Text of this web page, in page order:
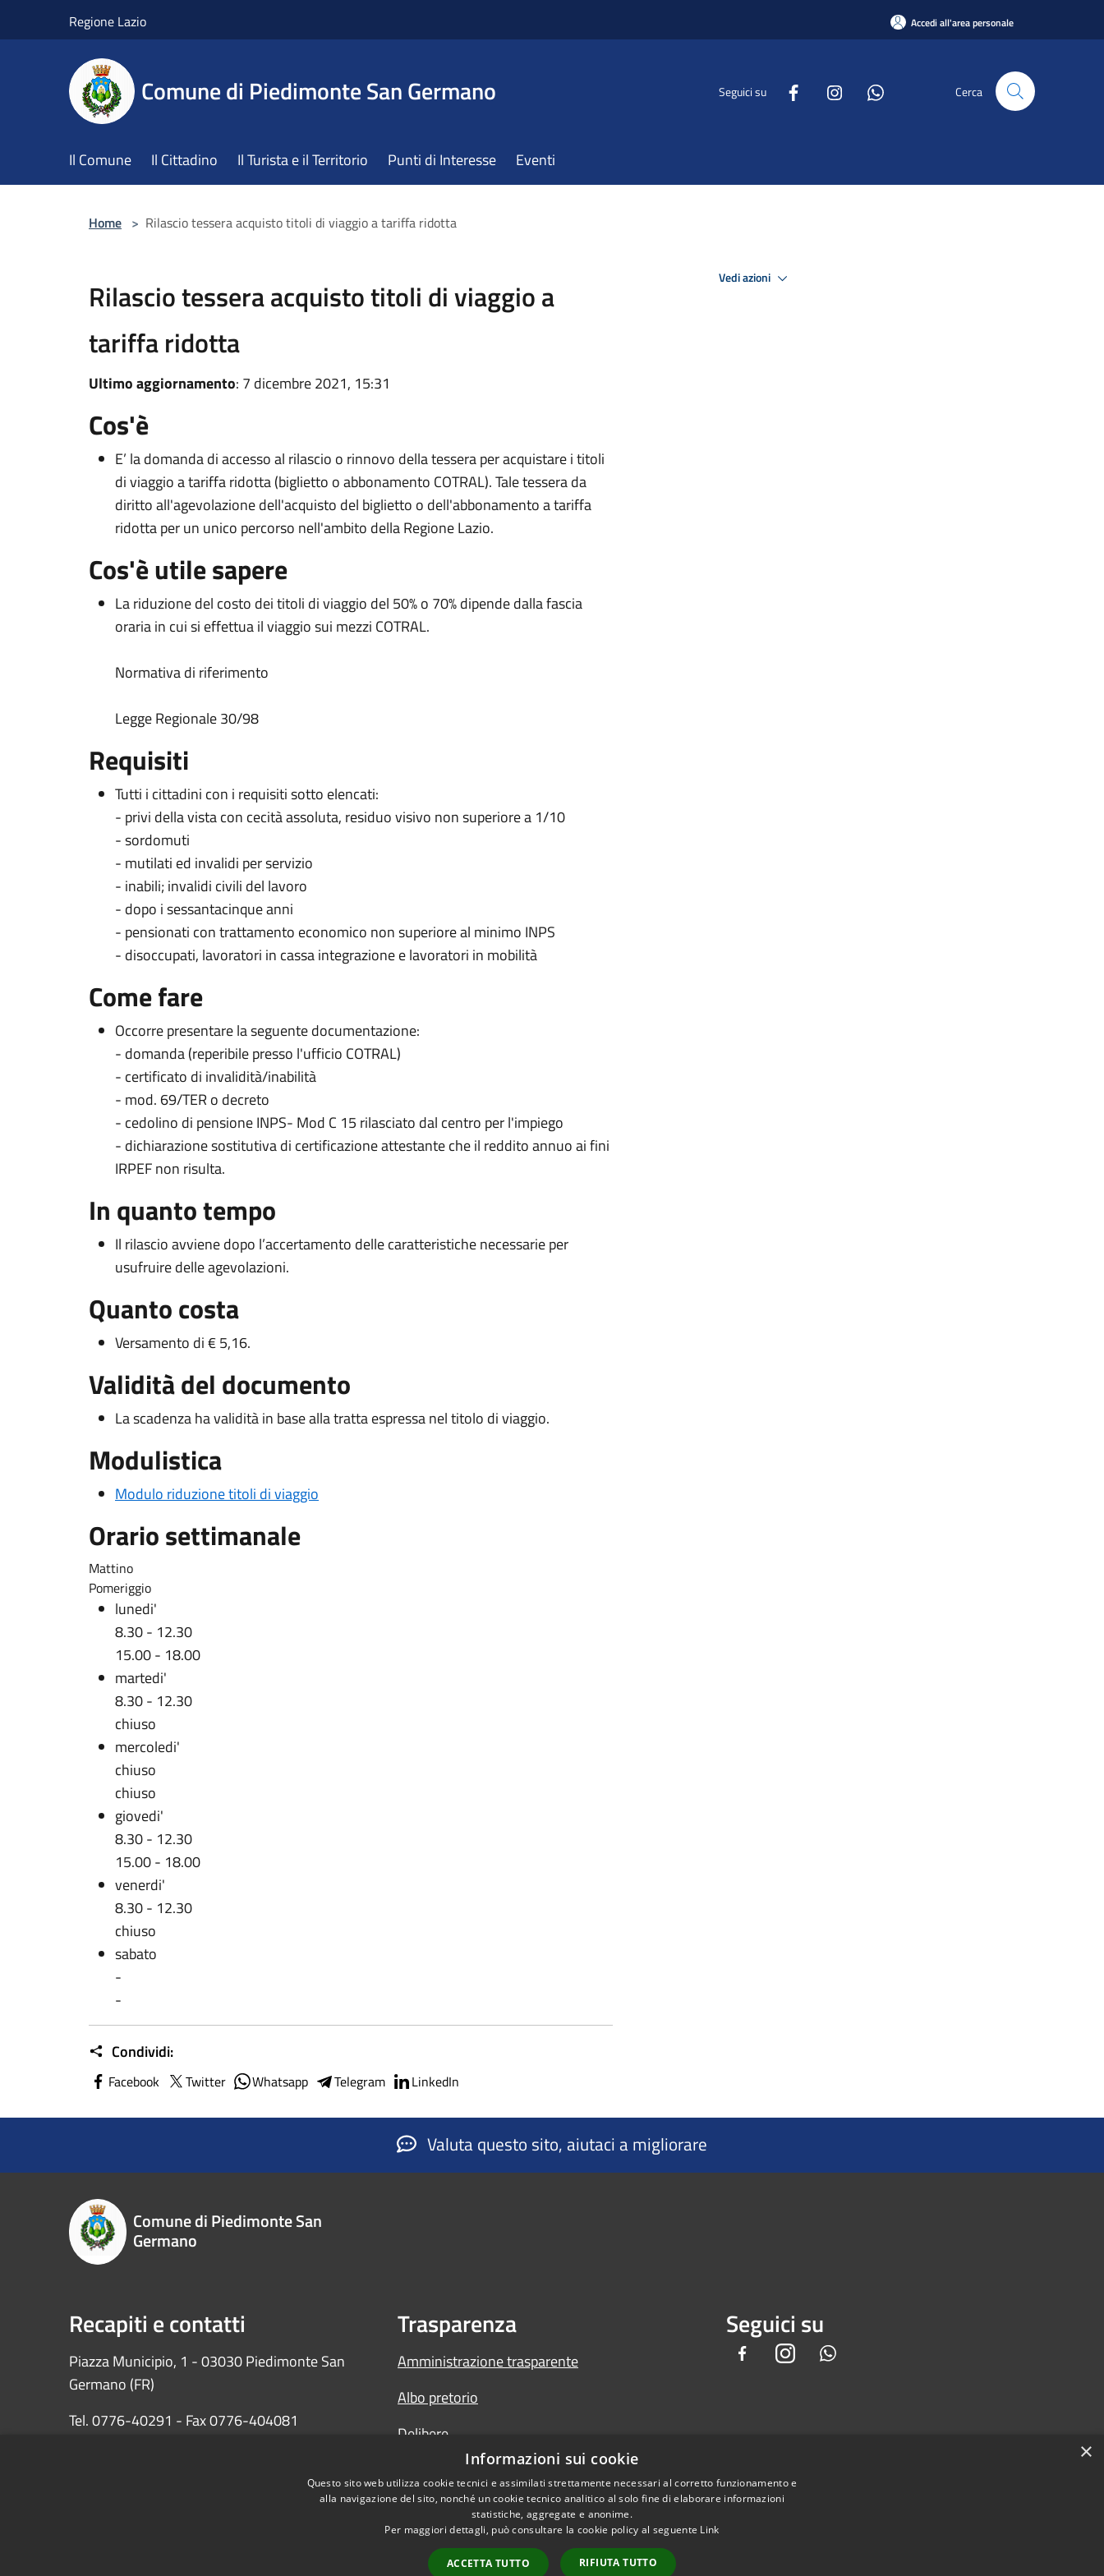
Regione Lazio Accedi all'area personale
Comune di Piedimonte San Germano Seguici su Cerca
Il Comune Il Cittadino Il Turista e il Territorio Punti di Interesse Eventi
Home > Rilascio tessera acquisto titoli di viaggio a tariffa ridotta
Rilascio tessera acquisto titoli di viaggio a
tariffa ridotta
Ultimo aggiornamento: 7 dicembre 2021, 15:31
Cos'è
E’ la domanda di accesso al rilascio o rinnovo della tessera per acquistare i titoli
di viaggio a tariffa ridotta (biglietto o abbonamento COTRAL). Tale tessera da
diritto all'agevolazione dell'acquisto del biglietto o dell'abbonamento a tariffa
ridotta per un unico percorso nell'ambito della Regione Lazio.
Cos'è utile sapere
La riduzione del costo dei titoli di viaggio del 50% o 70% dipende dalla fascia
oraria in cui si effettua il viaggio sui mezzi COTRAL.
Normativa di riferimento
Legge Regionale 30/98
Requisiti
Tutti i cittadini con i requisiti sotto elencati:
- privi della vista con cecità assoluta, residuo visivo non superiore a 1/10
- sordomuti
- mutilati ed invalidi per servizio
- inabili; invalidi civili del lavoro
- dopo i sessantacinque anni
- pensionati con trattamento economico non superiore al minimo INPS
- disoccupati, lavoratori in cassa integrazione e lavoratori in mobilità
Come fare
Occorre presentare la seguente documentazione:
- domanda (reperibile presso l'ufficio COTRAL)
- certificato di invalidità/inabilità
- mod. 69/TER o decreto
- cedolino di pensione INPS- Mod C 15 rilasciato dal centro per l'impiego
- dichiarazione sostitutiva di certificazione attestante che il reddito annuo ai fini
IRPEF non risulta.
In quanto tempo
Il rilascio avviene dopo l’accertamento delle caratteristiche necessarie per
usufruire delle agevolazioni.
Quanto costa
Versamento di € 5,16.
Validità del documento
La scadenza ha validità in base alla tratta espressa nel titolo di viaggio.
Modulistica
Modulo riduzione titoli di viaggio
Orario settimanale
Mattino
Pomeriggio
lunedi'
8.30 - 12.30
15.00 - 18.00
martedi'
8.30 - 12.30
chiuso
mercoledi'
chiuso
chiuso
giovedi'
8.30 - 12.30
15.00 - 18.00
venerdi'
8.30 - 12.30
chiuso
sabato
-
-
Condividi:
Facebook Twitter Whatsapp Telegram LinkedIn
Vedi azioni
Valuta questo sito, aiutaci a migliorare
Comune di Piedimonte San
Germano
Recapiti e contatti
Piazza Municipio, 1 - 03030 Piedimonte San
Germano (FR)
Tel. 0776-40291 - Fax 0776-404081
Trasparenza
Amministrazione trasparente
Albo pretorio
Delibere
Seguici su
FacebookInstagram
×
Informazioni sui cookie
Questo sito web utilizza cookie tecnici e assimilati strettamente necessari al corretto funzionamento e
alla navigazione del sito, nonché un cookie tecnico analitico al solo fine di elaborare informazioni
statistiche, aggregate e anonime.
Per maggiori dettagli, può consultare la cookie policy al seguente Link
ACCETTA TUTTO RIFIUTA TUTTO